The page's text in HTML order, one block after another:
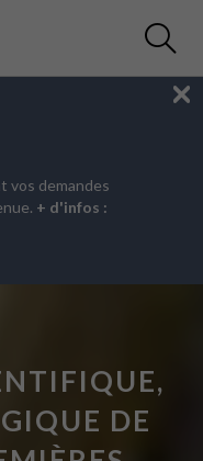
vos demandes
+ d'infos :
DE